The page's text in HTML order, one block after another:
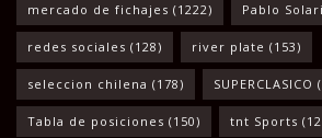
mercado de fichajes (1222) Pablo Solari
redes sociales (128) river plate (153)
seleccion chilena (178) SUPERCLASICO
Tabla de posiciones (150) tnt Sports